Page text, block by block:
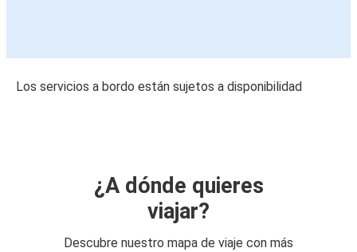
Los servicios a bordo están sujetos a disponibilidad
¿A dónde quieres
viajar?
Descubre nuestro mapa de viaje con más